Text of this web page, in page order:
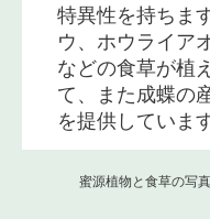
特異性を持ちま
ウ、ホウライア
などの食草が植
て、また成蝶の
を提供しています
蜜源植物と食草の写